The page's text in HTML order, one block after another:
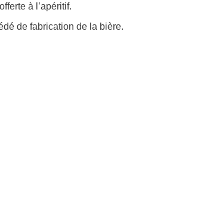
à l’apéritif.
de fabrication de la bière.